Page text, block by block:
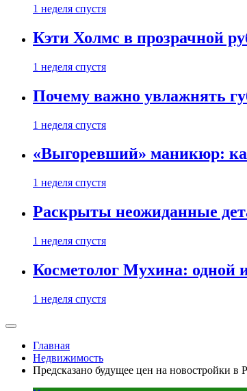
1 неделя спустя
Кэти Холмс в прозрачной
1 неделя спустя
Почему важно увлажнять
1 неделя спустя
«Выгоревший» маникюр:
1 неделя спустя
Раскрыты неожиданные
1 неделя спустя
Косметолог Мухина: одной
1 неделя спустя
Главная
Недвижимость
Предсказано будущее цен на новостройки в